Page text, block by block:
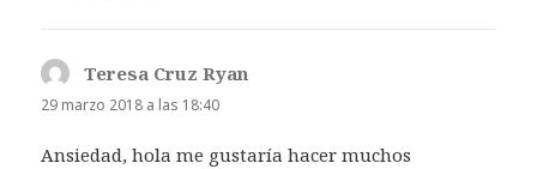
Teresa Cruz Ryan
29 marzo 2018 a las 18:40
Ansiedad, hola me gustaría hacer muchos